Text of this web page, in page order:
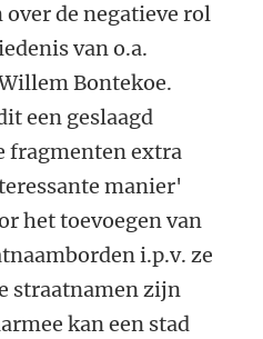
de negatieve rol
van o.a.
Bontekoe.
een geslaagd
fragmenten extra
manier'
het toevoegen van
i.p.v. ze
straatnamen zijn
kan een stad